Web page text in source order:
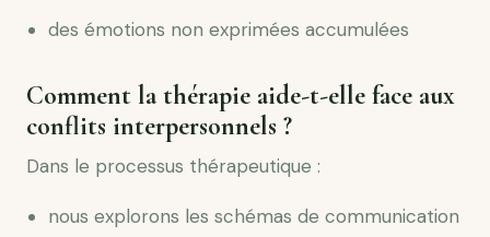
des émotions non exprimées accumulées
Comment la thérapie aide-t-elle face aux
conflits interpersonnels ?
Dans le processus thérapeutique :
nous explorons les schémas de communication